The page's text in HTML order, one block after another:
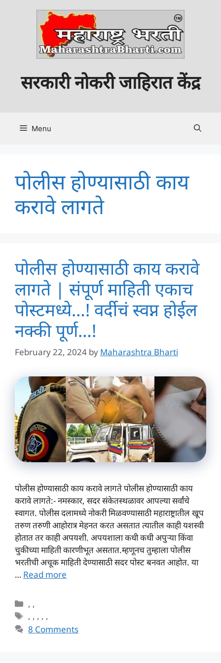
सरकारी नोकरी जाहिरात केंद्र
Menu
पोलीस होण्यासाठी काय
करावे लागते
पोलीस होण्यासाठी काय करावे
लागते | संपूर्ण माहिती एकाच
पोस्टमध्ये…! वर्दीचं स्वप्न होईल
नक्की पूर्ण…!
February 22, 2024 by Maharashtra Bharti
पोलीस होण्यासाठी काय करावे लागते पोलीस होण्यासाठी काय
करावे लागते:- नमस्कार, सदर संकेतस्थळावर आपल्या सर्वांचे
स्वागत. पोलीस दलामध्ये नोकरी मिळवण्यासाठी महाराष्ट्रातील खूप
तरुण तरुणी आहोरात्र मेहनत करत असतात त्यातील काही यशस्वी
होतात तर काही अपयशी. अपयशाला कधी कधी अपुऱ्या किंवा
चुकीच्या माहिती कारणीभूत असतात.म्हणूनच तुम्हाला पोलीस
भरतीची अचूक माहिती देण्यासाठी सदर पोस्ट बनवत आहोत. या
… Read more
Categories
, ,
Tags
, , , , ,
8 Comments